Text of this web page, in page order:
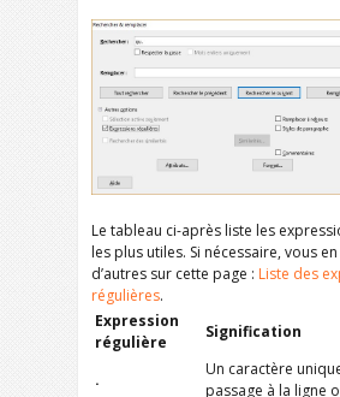
Le tableau ci-après liste les
les plus utiles. Si nécessaire, vous
d’autres sur cette page : Liste des
régulières.
Expression
régulière
Signification
.
Un caractère
passage à la ligne